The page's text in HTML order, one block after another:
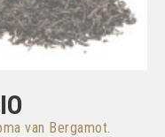
van Bergamot.